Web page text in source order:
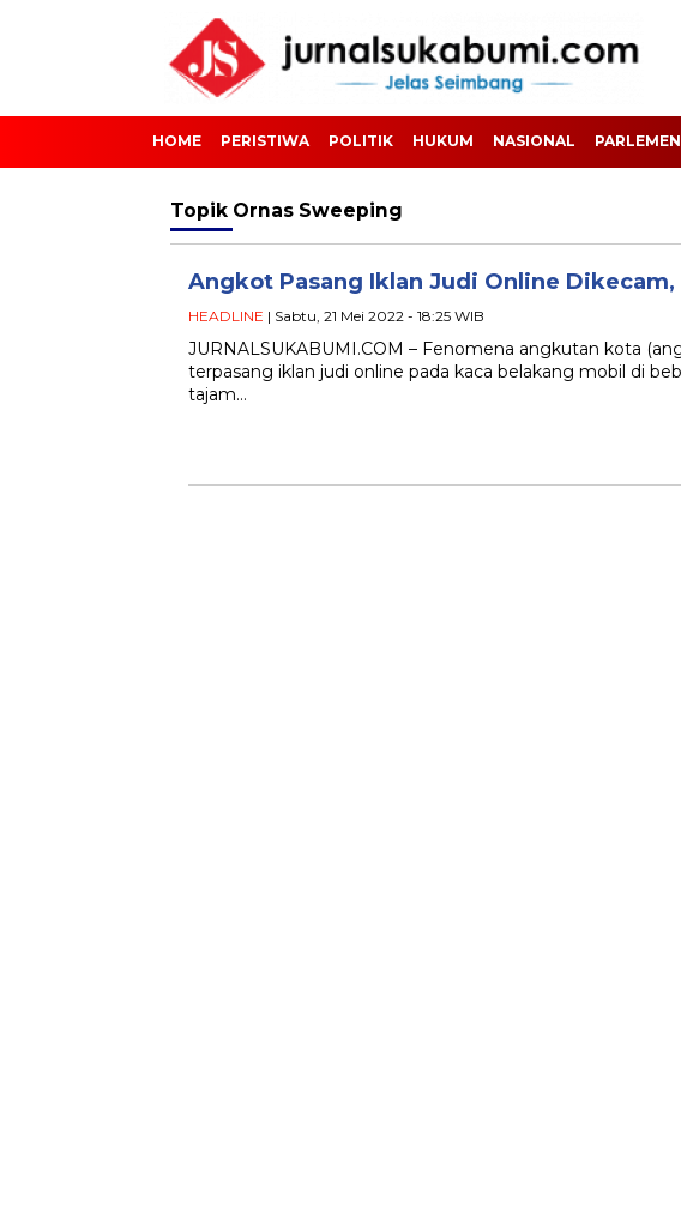
HOME PERISTIWA POLITIK HUKUM NASIONAL PARLEMEN
Topik Ornas Sweeping
Angkot Pasang Iklan Judi Online
HEADLINE | Sabtu, 21 Mei 2022 - 18:25 WIB
JURNALSUKABUMI.COM – Fenomena angkutan kota
terpasang iklan judi online pada kaca belakang mobil di
tajam…